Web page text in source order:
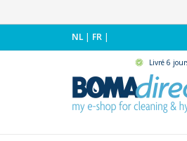
NL| FR |
Livré 6